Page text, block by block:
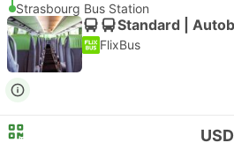
Strasbourg Bus Station
Standard |
FlixBus